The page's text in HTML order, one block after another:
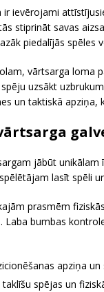
ir ievērojami
stiprināt savas
piedalījās spēles
vārtsarga loma
uzsākt
un taktiskā apziņa,
jābūt
lasīt spēli
prasmēm
Laba bumbas
apziņa
taklīšu spējas un